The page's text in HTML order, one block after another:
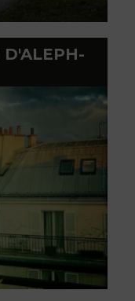
D'ALEPH-